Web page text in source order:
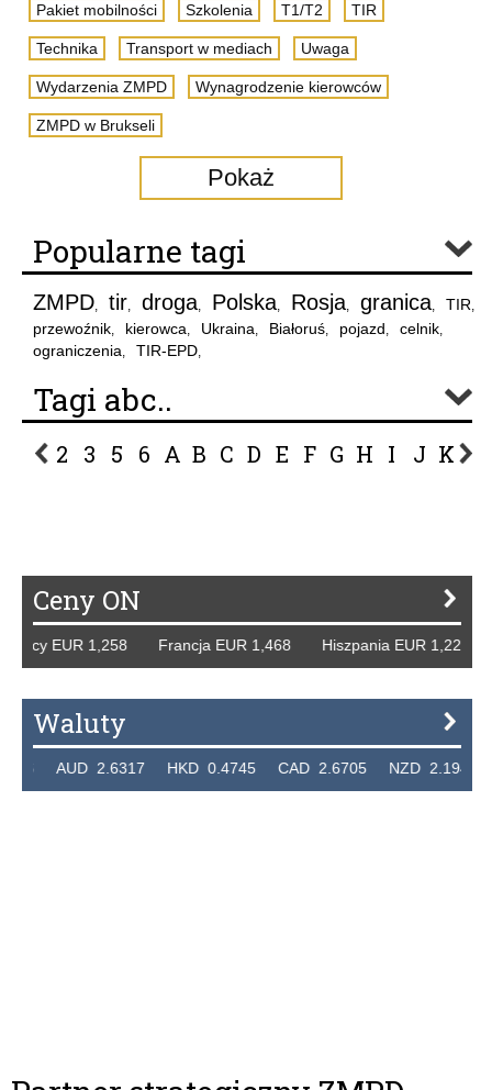
Pakiet mobilności Szkolenia T1/T2 TIR
Technika Transport w mediach Uwaga
Wydarzenia ZMPD Wynagrodzenie kierowców
ZMPD w Brukseli
Pokaż
Popularne tagi
ZMPD, tir, droga, Polska, Rosja, granica, TIR,
przewoźnik, kierowca, Ukraina, Białoruś, pojazd, celnik,
ograniczenia, TIR-EPD,
Tagi abc..
2 3 5 6 A B C D E F G H I J K L
Ceny ON
EUR 1,258 Francja EUR 1,468 Hiszpania EUR 1,229
Waluty
AUD 2.6317 HKD 0.4745 CAD 2.6705 NZD 2.1946